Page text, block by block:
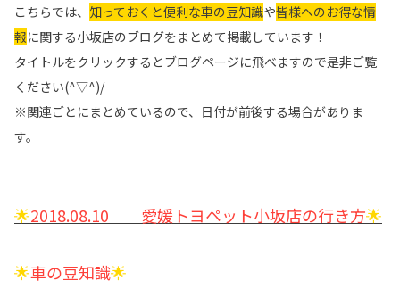
こちらでは、 知っておくと便利な車の豆知識や皆様へのお得な情
報に関する小坂店のブログをまとめて掲載しています！
タイトルをクリックするとブログページに飛べますので是非ご覧
ください(^▽^)/
※関連ごとにまとめているので、日付が前後する場合がありま
す。
🌟2018.08.10 愛媛トヨペット小坂店の行き方🌟
🌟車の豆知識🌟